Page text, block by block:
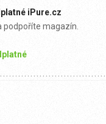
iPure.cz
podpoříte magazín.